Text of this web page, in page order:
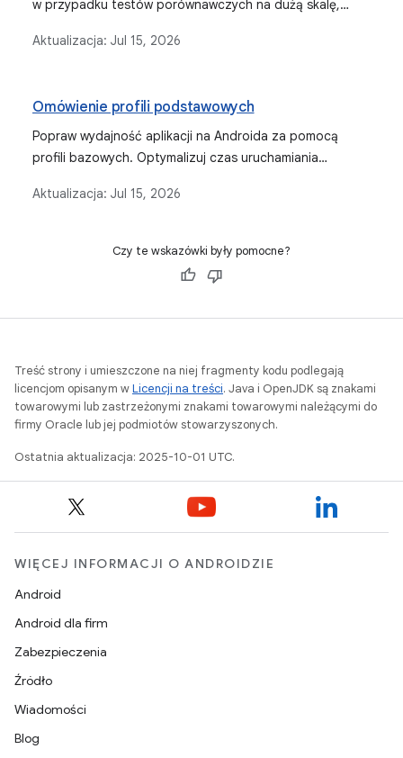
w przypadku testów porównawczych na dużą skalę,
TraceSectionMetric i PowerMetric. Wyjaśniamy, co mierzą
Aktualizacja: Jul 15, 2026
Omówienie profili podstawowych
Popraw wydajność aplikacji na Androida za pomocą
profili bazowych. Optymalizuj czas uruchamiania
Aktualizacja: Jul 15, 2026
Czy te wskazówki były pomocne?
Treść strony i umieszczone na niej fragmenty kodu podlegają
licencjom opisanym wLicencji na treści. Java i OpenJDK są znakami
towarowymi lub zastrzeżonymi znakami towarowymi należącymi do
firmy Oracle lub jej podmiotów stowarzyszonych.
Ostatnia aktualizacja: 2025-10-01 UTC.
WIĘCEJ INFORMACJI O ANDROIDZIE
Android
Android dla firm
Zabezpieczenia
Źródło
Wiadomości
Blog